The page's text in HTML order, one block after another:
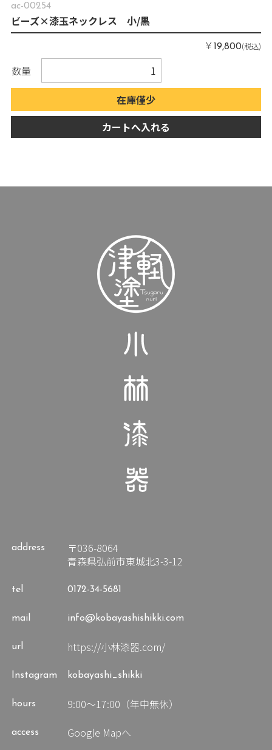
ac-00254
ビーズ×漆玉ネックレス 小/黒
￥19,800(税込)
数量
在庫僅少
カートへ入れる
address
〒036-8064
青森県弘前市東城北3-3-12
tel 0172-34-5681
mail info@kobayashishikki.com
url https://小林漆器.com/
Instagram kobayashi_shikki
hours 9:00～17:00（年中無休）
access Google Mapへ